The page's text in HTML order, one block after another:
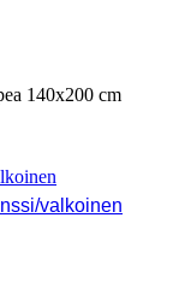
valkoinen